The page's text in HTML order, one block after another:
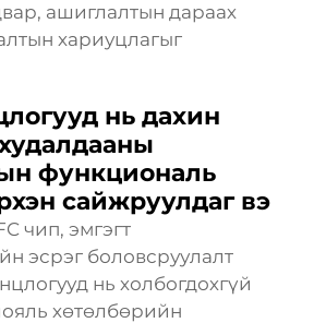
ашиглалтын дараах
хариуцлагыг
нь дахин
функциональ
сайжруулдаг вэ
чип, эмгэгт
эсрэг боловсруулалт
нь холбогдохгүй
хөтөлбөрийн